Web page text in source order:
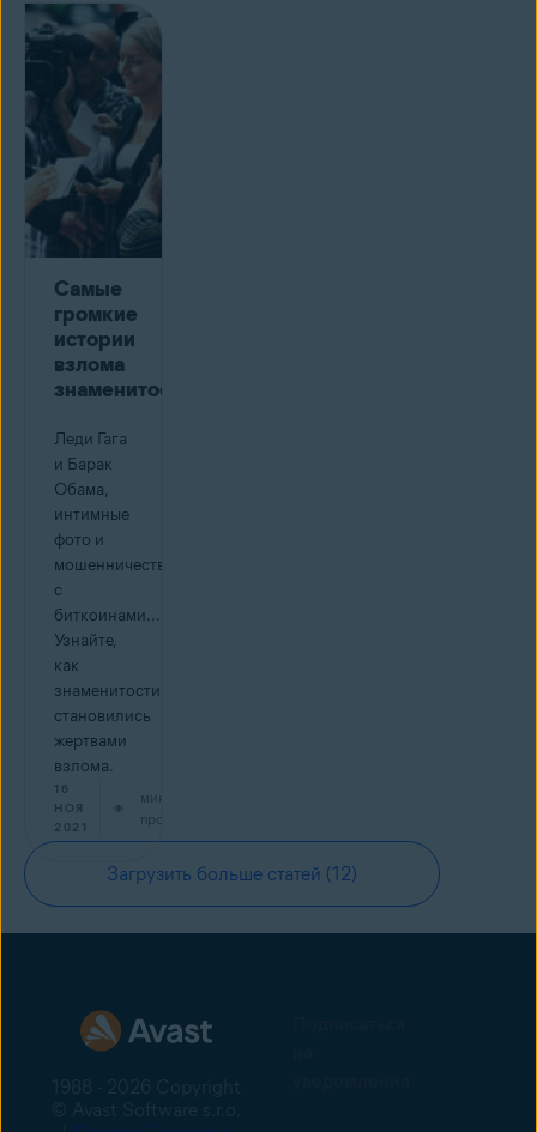
Самые
громкие
истории
взлома
знаменитостей
Леди Гага
и Барак
Обама,
интимные
фото и
мошенничество
с
биткоинами...
Узнайте,
как
знаменитости
становились
жертвами
взлома.
16
НОЯ
2021
мин на
прочтение
Загрузить больше статей (12)